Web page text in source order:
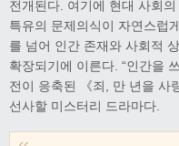
전개된다. 여기에 현대 사회
특유의 문제의식이 자연스럽
를 넘어 인간 존재와 사회적
확장되기에 이른다. “인간을
전이 응축된 《죄, 만 년을 사
선사할 미스터리 드라마다.